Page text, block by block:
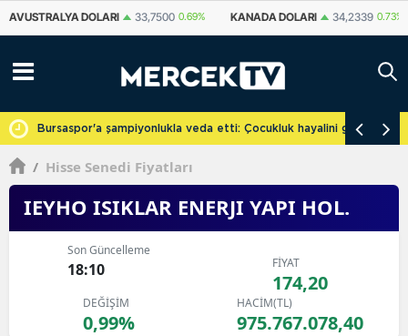
KANADA DOLARI 34,2339 0.73% İSVIÇRE FRANKI 59,1179 0.82%
Bursaspor'a şampiyonlukla veda etti: Çocukluk hayalini
/ Hisse Senedi Fiyatları
IEYHO ISIKLAR ENERJI YAPI HOL.
Son Güncelleme
18:10 FİYAT
174,20
DEĞİŞİM
0,99%
HACİM(TL)
975.767.078,40